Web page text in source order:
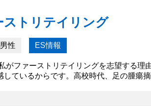
ストリテイリング
男性 ES情報
がファーストリテイリングを志望する理
しているからです。高校時代、足の腫瘍